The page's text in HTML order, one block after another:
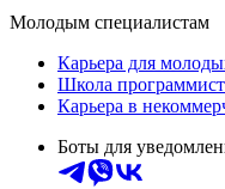
Молодым специалистам
Карьера для
Школа
Карьера в
Боты для